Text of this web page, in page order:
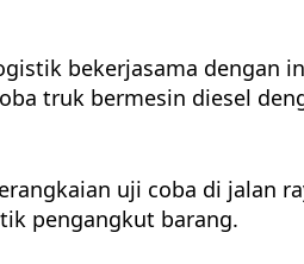
bekerjasama dengan
truk bermesin diesel
uji coba di jalan
pengangkut barang.